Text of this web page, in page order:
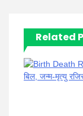
Related